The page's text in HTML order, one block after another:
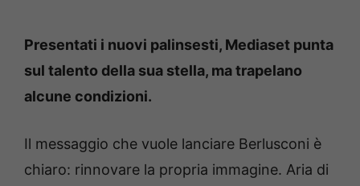
Presentati i nuovi palinsesti, Mediaset punta
sul talento della sua stella, ma trapelano
alcune condizioni.
Il messaggio che vuole lanciare Berlusconi è
chiaro: rinnovare la propria immagine. Aria di